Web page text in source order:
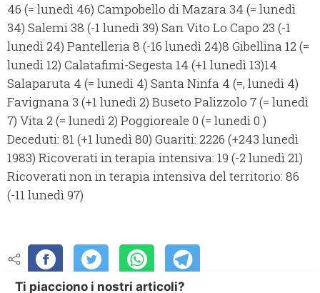
46 (= lunedì 46) Campobello di Mazara 34 (= lunedì
34) Salemi 38 (-1 lunedì 39) San Vito Lo Capo 23 (-1
lunedì 24) Pantelleria 8 (-16 lunedì 24)8 Gibellina 12 (=
lunedì 12) Calatafimi-Segesta 14 (+1 lunedì 13)14
Salaparuta 4 (= lunedì 4) Santa Ninfa 4 (=, lunedì 4)
Favignana 3 (+1 lunedì 2) Buseto Palizzolo 7 (= lunedì
7) Vita 2 (= lunedì 2) Poggioreale 0 (= lunedì 0 )
Deceduti: 81 (+1 lunedì 80) Guariti: 2226 (+243 lunedì
1983) Ricoverati in terapia intensiva: 19 (-2 lunedì 21)
Ricoverati non in terapia intensiva del territorio: 86
(-11 lunedì 97)
Ti piacciono i nostri articoli?